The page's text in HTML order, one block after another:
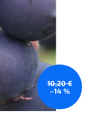
10,20 €
–14 %